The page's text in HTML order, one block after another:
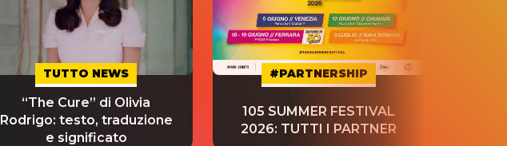
TUTTO NEWS
“The Cure” di Olivia
Rodrigo: testo, traduzione
e significato
#PARTNERSHIP
105 SUMMER FESTIVAL
2026: TUTTI I PARTNER